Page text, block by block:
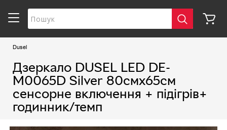
Dusel
Дзеркало DUSEL LED DE-
M0065D Silver 80смх65см
сенсорне включення + підігрів+
годинник/темп